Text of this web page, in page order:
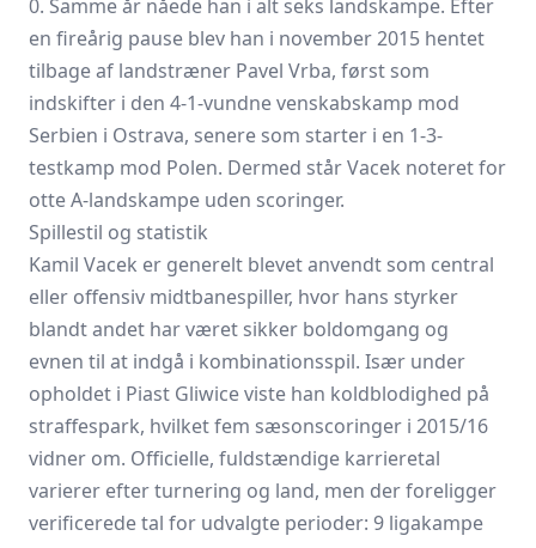
0. Samme år nåede han i alt seks landskampe. Efter
en fireårig pause blev han i november 2015 hentet
tilbage af landstræner Pavel Vrba, først som
indskifter i den 4-1-vundne venskabskamp mod
Serbien i Ostrava, senere som starter i en 1-3-
testkamp mod Polen. Dermed står Vacek noteret for
otte A-landskampe uden scoringer.
Spillestil og statistik
Kamil Vacek er generelt blevet anvendt som central
eller offensiv midtbanespiller, hvor hans styrker
blandt andet har været sikker boldomgang og
evnen til at indgå i kombinationsspil. Især under
opholdet i Piast Gliwice viste han koldblodighed på
straffespark, hvilket fem sæsonscoringer i 2015/16
vidner om. Officielle, fuldstændige karrieretal
varierer efter turnering og land, men der foreligger
verificerede tal for udvalgte perioder: 9 ligakampe